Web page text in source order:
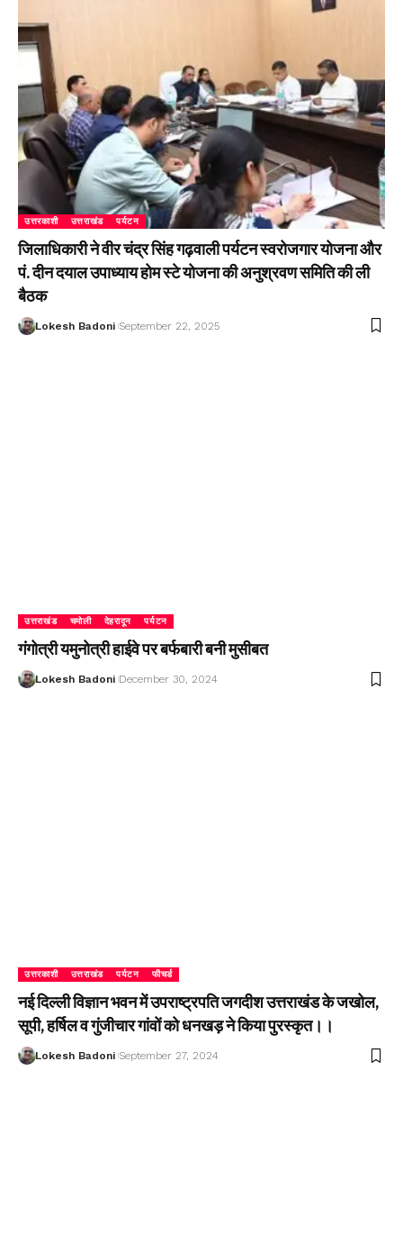
उत्तरकाशी उत्तराखंड पर्यटन
जिलाधिकारी ने वीर चंद्र सिंह गढ़वाली पर्यटन स्वरोजगार योजना और
पं. दीन दयाल उपाध्याय होम स्टे योजना की अनुश्रवण समिति की ली
बैठक
Lokesh Badoni September 22, 2025
उत्तराखंड चमोली देहरादून पर्यटन
गंगोत्री यमुनोत्री हाईवे पर बर्फबारी बनी मुसीबत
Lokesh Badoni December 30, 2024
उत्तरकाशी उत्तराखंड पर्यटन फीचर्ड
नई दिल्ली विज्ञान भवन में उपराष्ट्रपति जगदीश उत्तराखंड के जखोल,
सूपी, हर्षिल व गुंजीचार गांवों को धनखड़ ने किया पुरस्कृत।।
Lokesh Badoni September 27, 2024